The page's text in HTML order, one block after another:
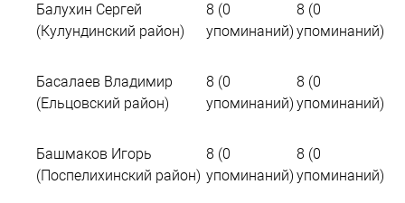
Балухин Cергей
(Кулундинский район)
8 (0
упоминаний)
8 (0
упоминаний)
Басалаев Владимир
(Ельцовский район)
8 (0
упоминаний)
8 (0
упоминаний)
Башмаков Игорь
(Поспелихинский район)
8 (0
упоминаний)
8 (0
упоминаний)